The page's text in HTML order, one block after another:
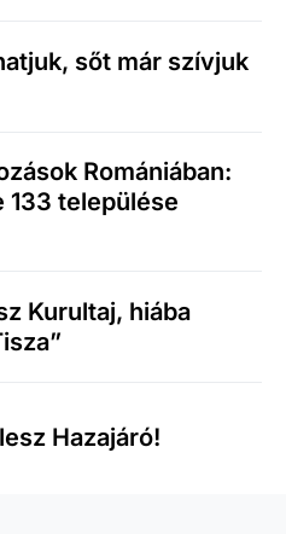
sőt már szívjuk
Romániában:
133 települése
Kurultaj, hiába
Hazajáró!